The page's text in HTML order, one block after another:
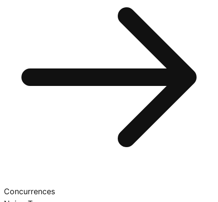
Concurrences